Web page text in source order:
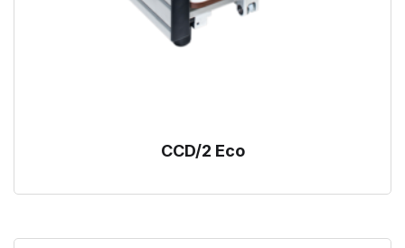
CCD/2 Eco